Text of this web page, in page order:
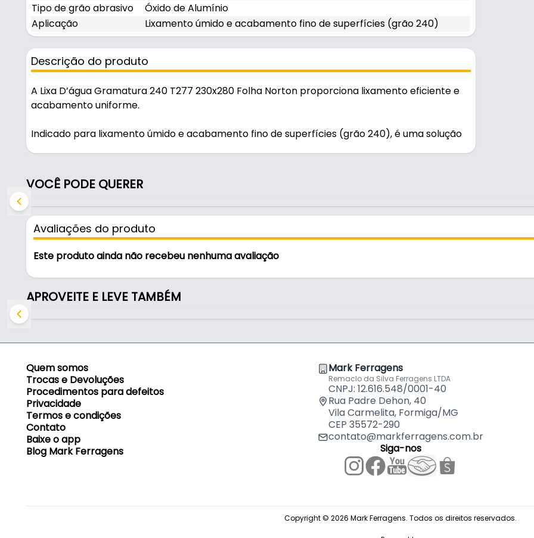
Tipo de grão abrasivo
Óxido de Alumínio
Aplicação
Lixamento úmido e acabamento fino de superfícies (grão 240)
Descrição do produto
A Lixa D’água Gramatura 240 T277 230x280 Folha Norton proporciona lixamento eficiente e
acabamento uniforme.
Indicado para lixamento úmido e acabamento fino de superfícies (grão 240), é uma solução
Características:
- Marca: Norton
- Gramatura: 240
- Dimensões da folha: 230X280
- Tipo de lixa: D’Água
- Tipo de grão abrasivo: Óxido de Alumínio
- Aplicação: Lixamento úmido e acabamento fino de superfícies (grão 240)
Indicado para:
VOCÊ PODE QUERER
Avaliações do produto
Este produto ainda não recebeu nenhuma avaliação
APROVEITE E LEVE TAMBÉM
Quem somos
Trocas e Devoluções
Procedimentos para defeitos
Privacidade
Termos e condições
Contato
Baixe o app
Blog Mark Ferragens
Mark Ferragens
Remaclo da Silva Ferragens LTDA
CNPJ: 12.616.548/0001-40
Rua Padre Dehon, 40
Vila Carmelita, Formiga/MG
CEP 35572-290
contato@markferragens.com.br
Siga-nos
Copyright © 2026 Mark Ferragens. Todos os direitos reservados.